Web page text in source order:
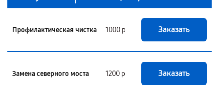
Профилактическая чистка 1000 р Заказать
Замена северного моста 1200 р Заказать